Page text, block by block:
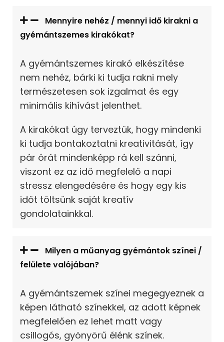
Mennyire nehéz / mennyi idő kirakni a
gyémántszemes kirakókat?
A gyémántszemes kirakó elkészítése
nem nehéz, bárki ki tudja rakni mely
természetesen sok izgalmat és egy
minimális kihívást jelenthet.
A kirakókat úgy terveztük, hogy mindenki
ki tudja bontakoztatni kreativitását, így
pár órát mindenképp rá kell szánni,
viszont ez az idő megfelelő a napi
stressz elengedésére és hogy egy kis
időt töltsünk saját kreatív
gondolatainkkal.
Milyen a műanyag gyémántok színei /
felülete valójában?
A gyémántszemek színei megegyeznek a
képen látható színekkel, az adott képnek
megfelelően ez lehet matt vagy
csillogós, gyönyörű élénk színek.